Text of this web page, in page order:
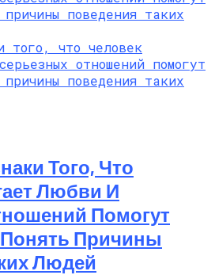
Того, Что
Любви И
Помогут
Причины
Людей